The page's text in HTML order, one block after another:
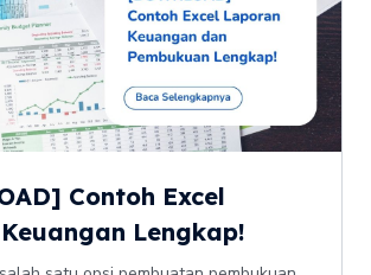
Contoh Excel
Lengkap!